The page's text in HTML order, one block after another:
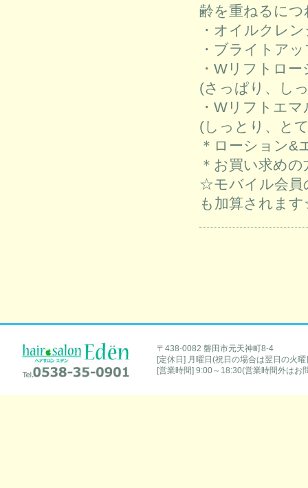
齢を重ねるに
・オイルクレ
・ブライトア
・Wリフトロ
(さっぱり、し
・Wリフトエ
(しっとり、と
＊ローション&
＊お買い求め
☆モバイル会員
も加算されま
hair salon Eden [ヘアサロンエデン]
Tel.0538-35-0901
〒438-0082 磐田市元天神町8-4
[定休日] 月曜日(祝日の場合は翌日の火曜
[営業時間] 9:00～18:30(営業時間外はお